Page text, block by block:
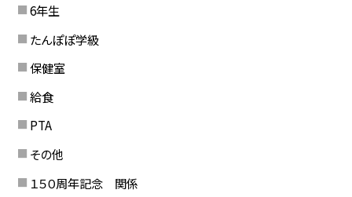
6年生
たんぽぽ学級
保健室
給食
PTA
その他
１５０周年記念 関係